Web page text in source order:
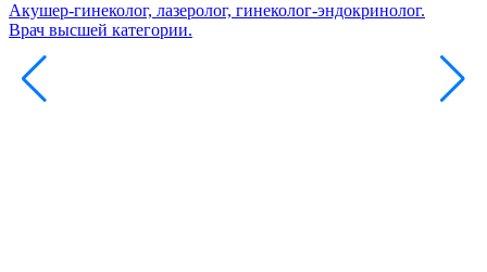
Акушер-гинеколог, лазеролог, гинеколог-эндокринолог.
Врач высшей категории.